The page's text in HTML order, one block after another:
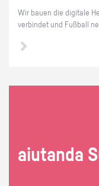
Wir bauen die di­gi­ta­le
ver­bin­det und Fuß­ball
ai­utan­da